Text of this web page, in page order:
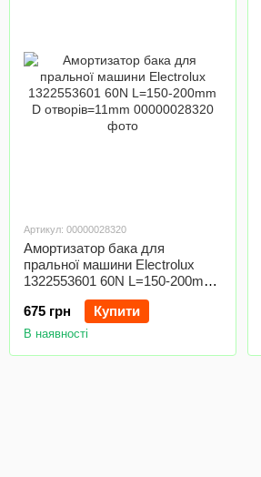
Артикул: 00000028320
Амортизатор бака для
пральної машини Electrolux
1322553601 60N L=150-200mm
D отворів=11mm
675 грн
Купити
В наявності